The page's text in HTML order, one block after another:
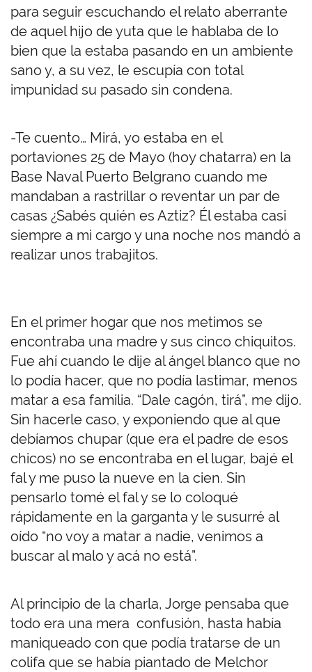
para seguir escuchando el relato aberrante
de aquel hijo de yuta que le hablaba de lo
bien que la estaba pasando en un ambiente
sano y, a su vez, le escupía con total
impunidad su pasado sin condena.
-Te cuento… Mirá, yo estaba en el
portaviones 25 de Mayo (hoy chatarra) en la
Base Naval Puerto Belgrano cuando me
mandaban a rastrillar o reventar un par de
casas ¿Sabés quién es Aztiz? Él estaba casi
siempre a mi cargo y una noche nos mandó a
realizar unos trabajitos.
En el primer hogar que nos metimos se
encontraba una madre y sus cinco chiquitos.
Fue ahí cuando le dije al ángel blanco que no
lo podía hacer, que no podía lastimar, menos
matar a esa familia. “Dale cagón, tirá”, me dijo.
Sin hacerle caso, y exponiendo que al que
debíamos chupar (que era el padre de esos
chicos) no se encontraba en el lugar, bajé el
fal y me puso la nueve en la cien. Sin
pensarlo tomé el fal y se lo coloqué
rápidamente en la garganta y le susurré al
oído “no voy a matar a nadie, venimos a
buscar al malo y acá no está”.
Al principio de la charla, Jorge pensaba que
todo era una mera confusión, hasta había
maniqueado con que podía tratarse de un
colifa que se había piantado de Melchor